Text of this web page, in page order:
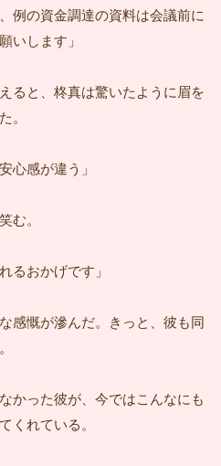
例の資金調達の資料は会議前に
いします」
ると、柊真は驚いたように眉を
。
心感が違う」
む。
るおかげです」
感慨が滲んだ。きっと、彼も同
かった彼が、今ではこんなにも
くれている。